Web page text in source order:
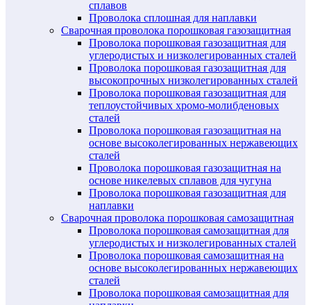
сплавов
Проволока сплошная для наплавки
Сварочная проволока порошковая газозащитная
Проволока порошковая газозащитная для
углеродистых и низколегированных сталей
Проволока порошковая газозащитная для
высокопрочных низколегированных сталей
Проволока порошковая газозащитная для
теплоустойчивых хромо-молибденовых
сталей
Проволока порошковая газозащитная на
основе высоколегированных нержавеющих
сталей
Проволока порошковая газозащитная на
основе никелевых сплавов для чугуна
Проволока порошковая газозащитная для
наплавки
Сварочная проволока порошковая самозащитная
Проволока порошковая самозащитная для
углеродистых и низколегированных сталей
Проволока порошковая самозащитная на
основе высоколегированных нержавеющих
сталей
Проволока порошковая самозащитная для